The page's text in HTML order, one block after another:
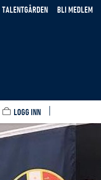
TALENTGÅRDEN BLI MEDLEM
LOGG INN